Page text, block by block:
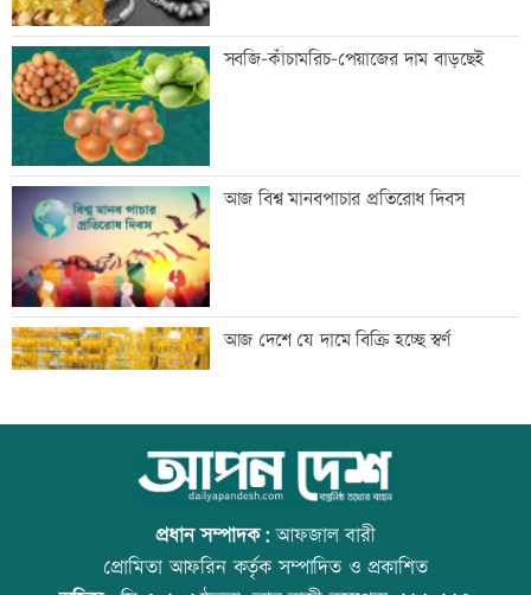
সাবেক এমপি আখতারুজ্জামান গ্রেফতার
ফ্যাসিবাদের পুনরুত্থান রোধে জাতীয় ঐক্য দৃঢ়
করতে হবে: মাহদী আমিন
মাগুরায় সাকিব আল হাসানের বাড়িতে হামলা
জুলাই সনদ নিয়ে উত্তাল কুড়িগ্রামের রাজপথ
সবজি-কাঁচামরিচ-পেয়াজের দাম বাড়ছেই
আজ বিশ্ব মানবপাচার প্রতিরোধ দিবস
আজ দেশে যে দামে বিক্রি হচ্ছে স্বর্ণ
আজ বিশ্ব বন্ধু দিবস
প্রধান সম্পাদক:আফজাল বারী
প্রোমিতা আফরিন কর্তৃক সম্পাদিত ও প্রকাশিত